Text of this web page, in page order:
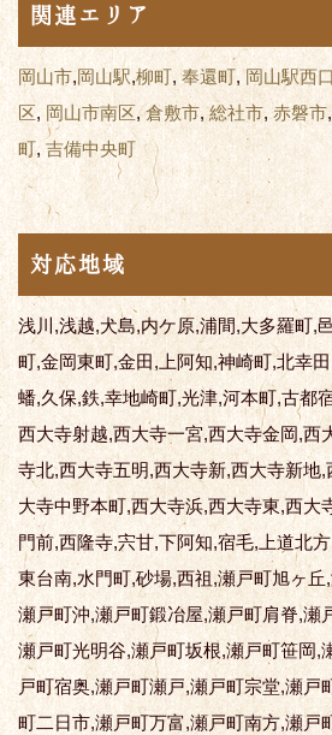
関連エリア
岡山市,岡山駅,柳町,奉還町,岡山駅西
区, 岡山市南区,倉敷市,総社市,赤磐市
町,吉備中央町
対応地域
浅川,浅越,犬島,内ケ原,浦間,大多羅町,
町,金岡東町,金田,上阿知,神崎町,北幸
蟠,久保,鉄,幸地崎町,光津,河本町,古都
西大寺射越,西大寺一宮,西大寺金岡,西
寺北,西大寺五明,西大寺新,西大寺新地
大寺中野本町,西大寺浜,西大寺東,西大
門前,西隆寺,宍甘,下阿知,宿毛,上道北
東台南,水門町,砂場,西祖,瀬戸町旭ヶ
瀬戸町沖,瀬戸町鍛冶屋,瀬戸町肩脊,瀬
瀬戸町光明谷,瀬戸町坂根,瀬戸町笹岡,
戸町宿奥,瀬戸町瀬戸,瀬戸町宗堂,瀬戸
町二日市,瀬戸町万富,瀬戸町南方,瀬戸